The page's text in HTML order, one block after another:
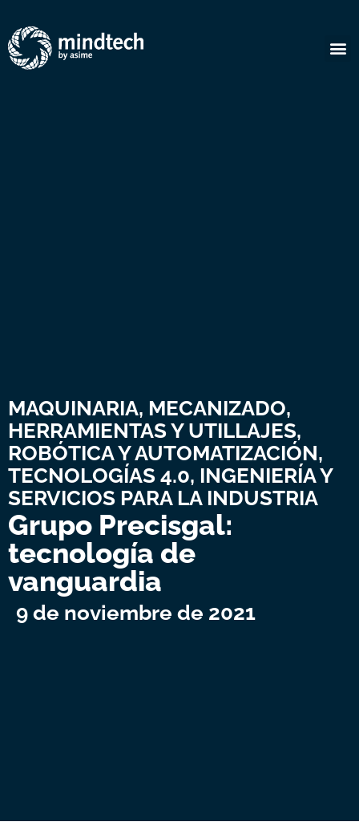
MAQUINARIA, MECANIZADO,
HERRAMIENTAS Y UTILLAJES,
ROBÓTICA Y AUTOMATIZACIÓN,
TECNOLOGÍAS 4.0, INGENIERÍA Y
SERVICIOS PARA LA INDUSTRIA
Grupo Precisgal:
tecnología de
vanguardia
9 de noviembre de 2021